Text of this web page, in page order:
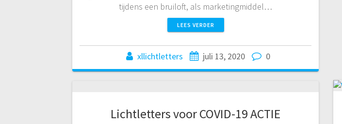
tijdens een bruiloft, als marketingmiddel…
LEES VERDER
xllichtletters juli 13, 2020 0
Lichtletters voor COVID-19 ACTIE